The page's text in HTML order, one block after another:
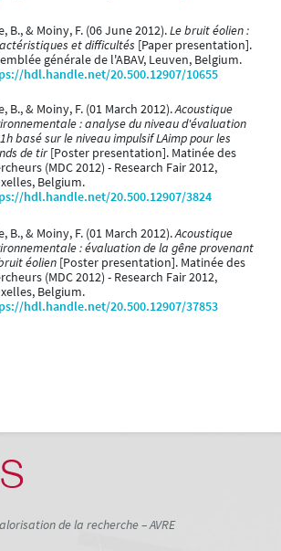
B., & Moiny, F. (06 June 2012).Le bruit éolien :
et difficultés [Paper presentation].
générale de l'ABAV, Leuven, Belgium.
hdl.handle.net/20.500.12907/10655
B., & Moiny, F. (01 March 2012).Acoustique
: analyse du niveau d'évaluation
basé sur le niveau impulsif LAimp pour les
de tir[Poster presentation]. Matinée des
(MDC 2012) - Research Fair 2012,
Belgium.
hdl.handle.net/20.500.12907/3824
B., & Moiny, F. (01 March 2012).Acoustique
: évaluation de la gêne provenant
éolien [Poster presentation]. Matinée des
(MDC 2012) - Research Fair 2012,
Belgium.
hdl.handle.net/20.500.12907/37853
de la recherche – AVRE